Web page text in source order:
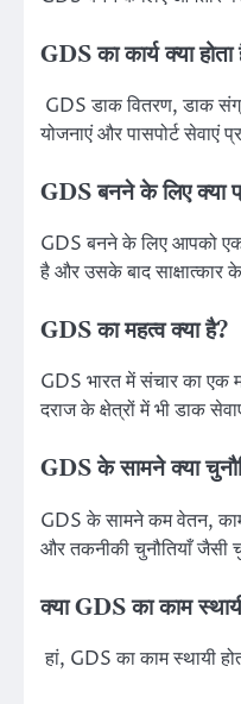
GDS का कार्य क्या होता
GDS डाक वितरण, डाक
योजनाएं और पासपोर्ट सेवाएं
GDS बनने के लिए क्या
GDS बनने के लिए आपको एक
है और उसके बाद साक्षात्कार
GDS का महत्व क्या है?
GDS भारत में संचार का एक
दराज के क्षेत्रों में भी डाक
GDS के सामने क्या
GDS के सामने कम वेतन, काम
और तकनीकी चुनौतियाँ जैसी
क्या GDS का काम
हां, GDS का काम स्थायी